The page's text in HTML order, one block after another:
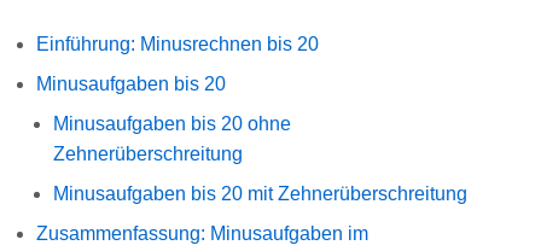
Einführung: Minusrechnen bis 20
Minusaufgaben bis 20
Minusaufgaben bis 20 ohne
Zehnerüberschreitung
Minusaufgaben bis 20 mit Zehnerüberschreitung
Zusammenfassung: Minusaufgaben im